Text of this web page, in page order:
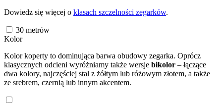
Dowiedz się więcej o klasach szczelności zegarków.
30 metrów
Kolor
Kolor koperty to dominująca barwa obudowy zegarka. Oprócz
klasycznych odcieni wyróżniamy także wersje bikolor – łączące
dwa kolory, najczęściej stal z żółtym lub różowym złotem, a także
ze srebrem, czernią lub innym akcentem.